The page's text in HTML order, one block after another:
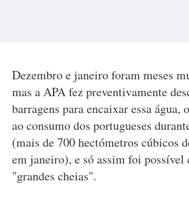
Dezembro e janeiro foram meses
mas a APA fez preventivamente
barragens para encaixar essa água,
ao consumo dos portugueses
(mais de 700 hectómetros cúbicos
em janeiro), e só assim foi possível
"grandes cheias".